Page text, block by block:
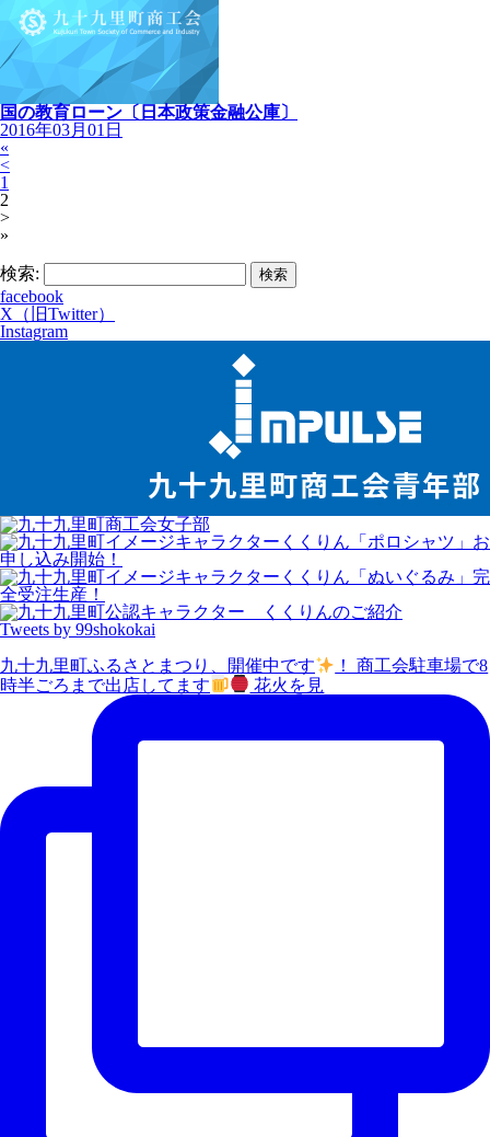
国の教育ローン〔日本政策金融公庫〕
2016年03月01日
«
<
1
2
>
»
検索:
facebook
X（旧Twitter）
Instagram
Tweets by 99shokokai
九十九里町ふるさとまつり、開催中です
！ 商工会駐車場で8
時半ごろまで出店してます
花火を見